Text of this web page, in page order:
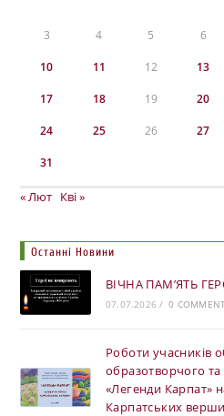
3 4 5 6
10 11 12 13
17 18 19 20
24 25 26 27
31
« Лют Кві »
Останні Новини
ВІЧНА ПАМ’ЯТЬ
07.07.2026 / 0
Роботи учасників
образотворчого
«Легенди Карпат»
Карпатських